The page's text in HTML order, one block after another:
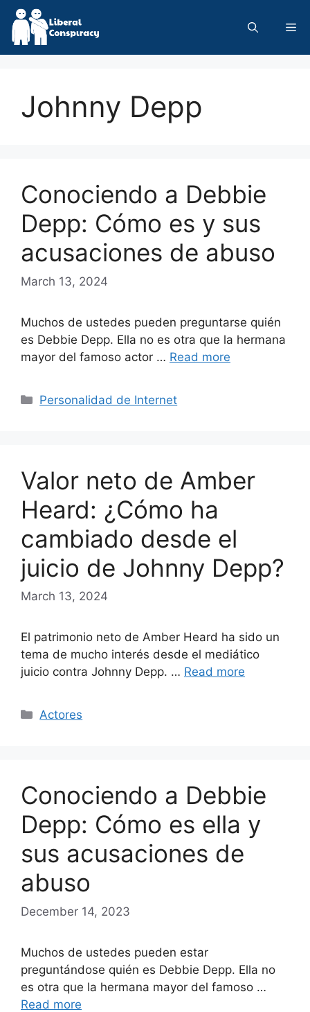
Skip
content
Johnny Depp
Conociendo a Debbie
Depp: Cómo es y sus
acusaciones de abuso
March 13, 2024
Muchos de ustedes pueden preguntarse quién
es Debbie Depp. Ella no es otra que la hermana
mayor del famoso actor … Read more
Categories
Personalidad de Internet
Valor neto de Amber
Heard: ¿Cómo ha
cambiado desde el
juicio de Johnny Depp?
March 13, 2024
El patrimonio neto de Amber Heard ha sido un
tema de mucho interés desde el mediático
juicio contra Johnny Depp. … Read more
Categories
Actores
Conociendo a Debbie
Depp: Cómo es ella y
sus acusaciones de
abuso
December 14, 2023
Muchos de ustedes pueden estar
preguntándose quién es Debbie Depp. Ella no
es otra que la hermana mayor del famoso …
Read more